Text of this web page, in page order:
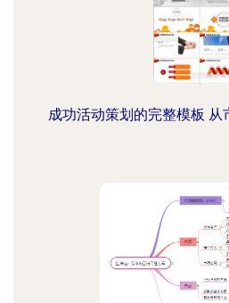
成功活动策划的完整模板 从